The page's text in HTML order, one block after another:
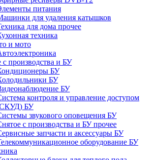
питания
для удаления катышков
для дома прочее
техника
и мото
с производства и БУ
БУ
БУ
БУ
контроля и управление доступом
БУ
звукового оповещения БУ
с производства и БУ прочее
запчасти и аксессуары БУ
оборудование БУ